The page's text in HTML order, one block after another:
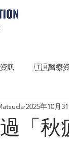
訊 🇹🇼醫療
「秋
2025年10月